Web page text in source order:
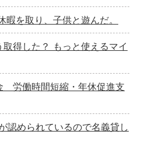
を取り、子供と遊んだ。
得した？ もっと使えるマイ
労働時間短縮・年休促進支
認められているので名義貸し